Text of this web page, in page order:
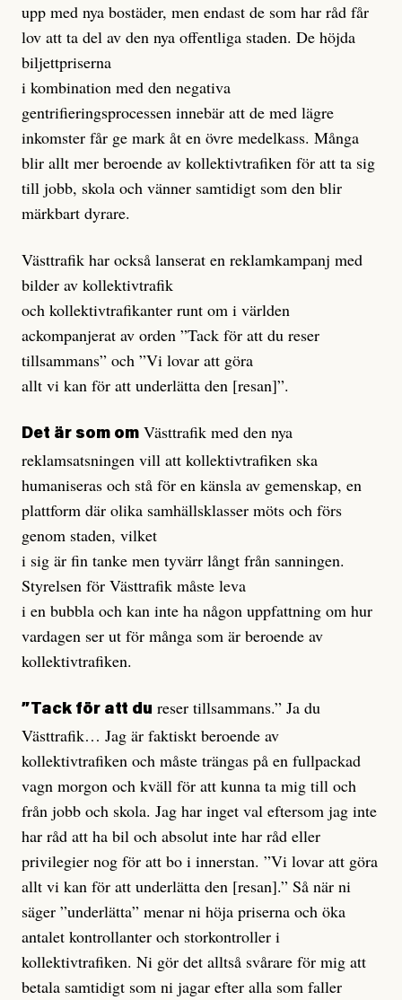
upp med nya bostäder, men endast de som har råd får
lov att ta del av den nya offentliga staden. De höjda
biljettpriserna
i kombination med den negativa
gentrifieringsprocessen innebär att de med lägre
inkomster får ge mark åt en övre medelkass. Många
blir allt mer beroende av kollektivtrafiken för att ta sig
till jobb, skola och vänner samtidigt som den blir
märkbart dyrare.
Västtrafik har också lanserat en reklamkampanj med
bilder av kollektivtrafik
och kollektivtrafikanter runt om i världen
ackompanjerat av orden ”Tack för att du reser
tillsammans” och ”Vi lovar att göra
allt vi kan för att underlätta den [resan]”.
Det är som om Västtrafik med den nya
reklamsatsningen vill att kollektivtrafiken ska
humaniseras och stå för en känsla av gemenskap, en
plattform där olika samhällsklasser möts och förs
genom staden, vilket
i sig är fin tanke men tyvärr långt från sanningen.
Styrelsen för Västtrafik måste leva
i en bubbla och kan inte ha någon uppfattning om hur
vardagen ser ut för många som är beroende av
kollektivtrafiken.
”Tack för att du reser tillsammans.” Ja du
Västtrafik… Jag är faktiskt beroende av
kollektivtrafiken och måste trängas på en fullpackad
vagn morgon och kväll för att kunna ta mig till och
från jobb och skola. Jag har inget val eftersom jag inte
har råd att ha bil och absolut inte har råd eller
privilegier nog för att bo i innerstan. ”Vi lovar att göra
allt vi kan för att underlätta den [resan].” Så när ni
säger ”underlätta” menar ni höja priserna och öka
antalet kontrollanter och storkontroller i
kollektivtrafiken. Ni gör det alltså svårare för mig att
betala samtidigt som ni jagar efter alla som faller